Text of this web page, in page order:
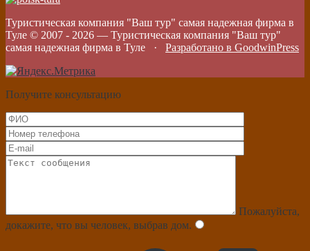
Туристическая компания "Ваш тур" самая надежная фирма в
Туле © 2007 - 2026 — Туристическая компания "Ваш тур"
самая надежная фирма в Туле · Разработано в GoodwinPress
Получите консультацию
Пожалуйста,
докажите, что вы человек, выбрав дом.